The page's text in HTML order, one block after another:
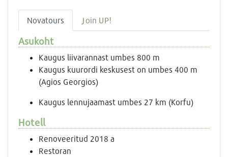
Novatours Join UP!
Asukoht
Kaugus liivarannast umbes 800 m
Kaugus kuurordi keskusest on umbes 400 m
(Agios Georgios)
Kaugus lennujaamast umbes 27 km (Korfu)
Hotell
Renoveeritud 2018 a
Restoran